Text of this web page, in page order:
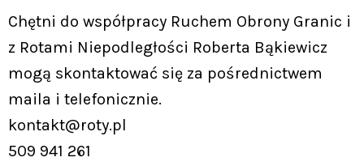
Chętni do współpracy Ruchem Obrony Granic i
z Rotami Niepodległości Roberta Bąkiewicz
mogą skontaktować się za pośrednictwem
maila i telefonicznie.
kontakt@roty.pl
509 941 261